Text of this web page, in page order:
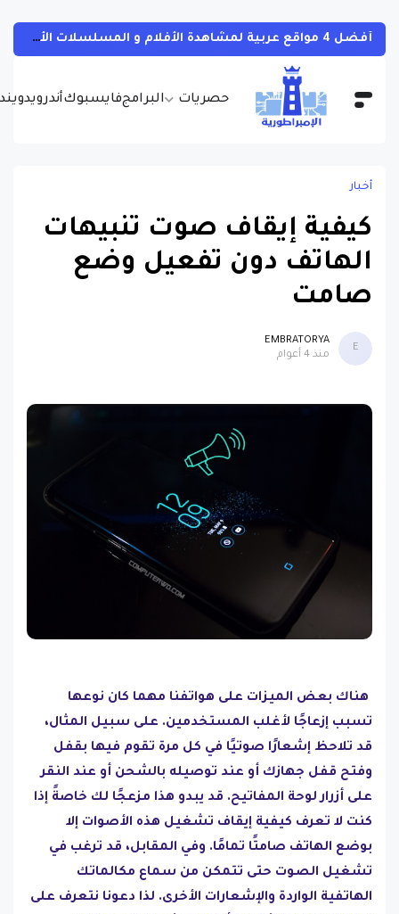
حصريات البرامجفايسبوكأندرويد
أفضل 4 مواقع عربية لمشاهدة الأفلام و المسلسلات الأجنبية بجودات مختلفة و بالمجان مع مترجمة
أخبار
كيفية إيقاف صوت تنبيهات
الهاتف دون تفعيل وضع
صامت
E
EMBRATORYA
منذ 4 أعوام
هناك بعض الميزات على هواتفنا مهما كان نوعها
تسبب إزعاجًا لأغلب المستخدمين. على سبيل المثال،
قد تلاحظ إشعارًا صوتيًا في كل مرة تقوم فيها بقفل
وفتح قفل جهازك أو عند توصيله بالشحن أو عند النقر
على أزرار لوحة المفاتيح. قد يبدو هذا مزعجًا لك خاصةً إذا
كنت لا تعرف كيفية إيقاف تشغيل هذه الأصوات إلا
بوضع الهاتف صامتًا تمامًا. وفي المقابل، قد ترغب في
تشغيل الصوت حتى تتمكن من سماع مكالماتك
الهاتفية الواردة والإشعارات الأخرى. لذا دعونا نتعرف على